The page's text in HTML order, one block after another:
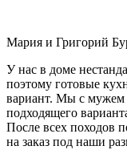
Мария и Григорий
У нас в доме
поэтому готовые
вариант. Мы с мужем
подходящего
После всех походов
на заказ под наши